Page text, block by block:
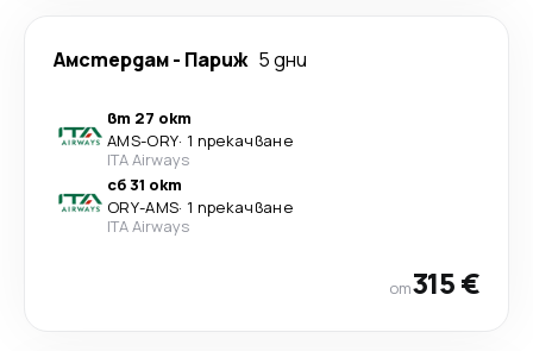
Амстердам- Париж 5 дни
вт 27 окт
AMS-ORY· 1 прекачване
ITA Airways
сб 31 окт
ORY-AMS· 1 прекачване
ITA Airways
от315 €